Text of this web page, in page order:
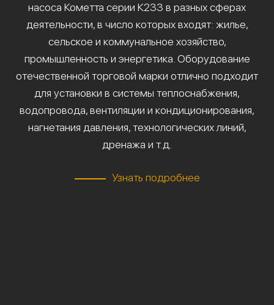
насоса Кометта серии К233 в разных сферах
деятельности, в число которых входят: жилье,
сельское и коммунальное хозяйство,
промышленность и энергетика. Оборудование
отечественной торговой марки отлично подходит
для установки в системы теплоснабжения,
водопровода, вентиляции и кондиционирования,
нагнетания давления, технологических линий,
дренажа и т.д.
Узнать подробнее